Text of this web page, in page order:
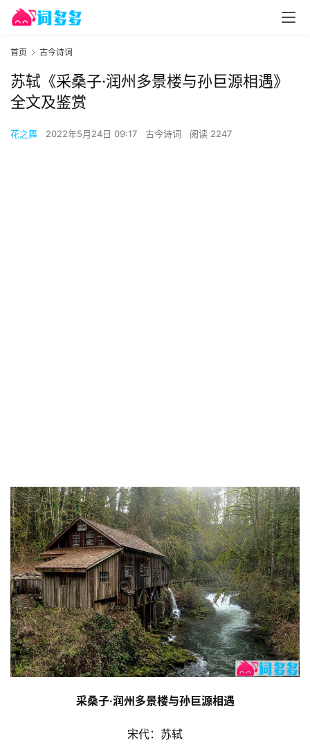
首页 古今诗词
苏轼《采桑子·润州多景楼与孙巨源相遇》
全文及鉴赏
花之舞 2022年5月24日 09:17 古今诗词 阅读 2247
采桑子·润州多景楼与孙巨源相遇
宋代：苏轼